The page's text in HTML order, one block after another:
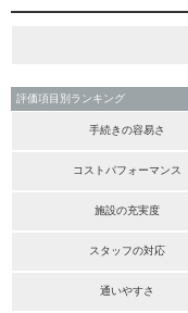
評価項目別ランキング
手続きの容易さ
コストパフォーマンス
施設の充実度
スタッフの対応
通いやすさ